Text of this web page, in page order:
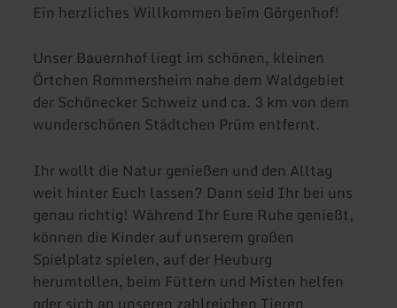
Ein herzliches Willkommen beim Görgenhof!
Unser Bauernhof liegt im schönen, kleinen
Örtchen Rommersheim nahe dem Waldgebiet
der Schönecker Schweiz und ca. 3 km von dem
wunderschönen Städtchen Prüm entfernt.
Ihr wollt die Natur genießen und den Alltag
weit hinter Euch lassen? Dann seid Ihr bei uns
genau richtig! Während Ihr Eure Ruhe genießt,
können die Kinder auf unserem großen
Spielplatz spielen, auf der Heuburg
herumtollen, beim Füttern und Misten helfen
oder sich an unseren zahlreichen Tieren